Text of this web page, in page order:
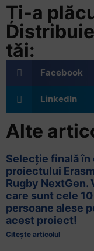
Ți-a
tăi:
Facebook
LinkedIn
Alte
Selecție finală în
proiectului
Rugby NextGen.
care sunt cele 10
persoane alese
acest proiect!
Citește articolul